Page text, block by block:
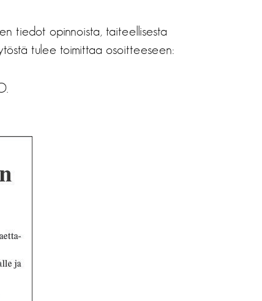
tiedot opinnoista, taiteellisesta
tulee toimittaa osoitteeseen: